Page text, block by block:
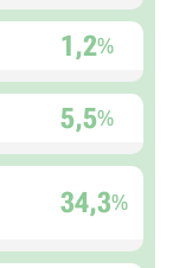
1,2%
5,5%
34,3%